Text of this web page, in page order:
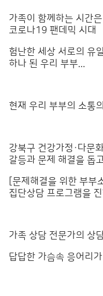
가족이 함께하는 시간
코로나19 팬데믹 시대
험난한 세상 서로의 유
하나 된 우리 부부...
현재 우리 부부의 소통
강북구 건강가정·다문
갈등과 문제 해결을 돕
[문제해결을 위한 부
집단상담 프로그램을
가족 상담 전문가의 상
답답한 가슴속 응어리